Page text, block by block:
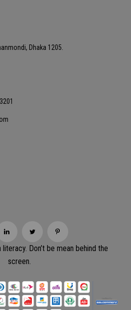
Dhaka 1205.
Don’t be mean behind the
screen.